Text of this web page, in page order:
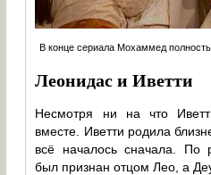
В конце сериала Мохаммед
Леонидас и Иветти
Несмотря ни на что
вместе. Иветти родила
всё началось сначала. По
был признан отцом Лео, а